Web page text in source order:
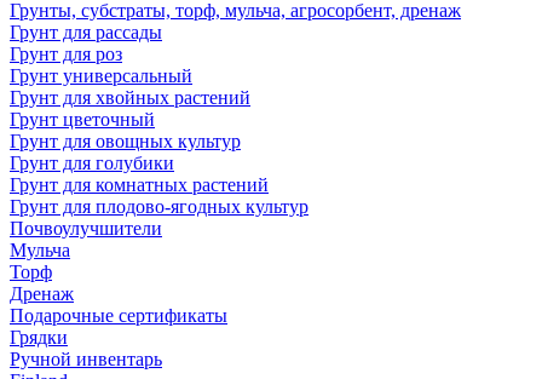
Грунты, субстраты, торф, мульча, агросорбент, дренаж
Грунт для рассады
Грунт для роз
Грунт универсальный
Грунт для хвойных растений
Грунт цветочный
Грунт для овощных культур
Грунт для голубики
Грунт для комнатных растений
Грунт для плодово-ягодных культур
Почвоулучшители
Мульча
Торф
Дренаж
Подарочные сертификаты
Грядки
Ручной инвентарь